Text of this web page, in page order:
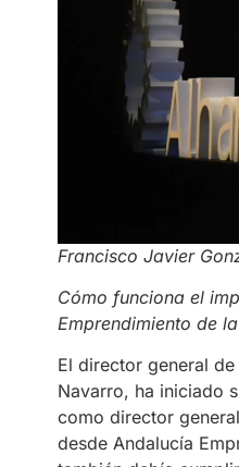
Francisco Javier
Cómo funciona el
Emprendimiento de
El director general
Navarro, ha iniciado
como director
desde Andalucía